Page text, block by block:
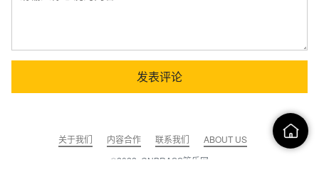
关于我们 内容合作 联系我们
ABOUT US
©2022, CNBRASS管乐网